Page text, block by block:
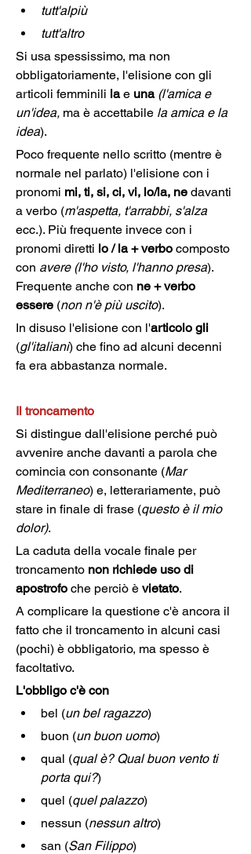
tutt'alpiù
tutt'altro
Si usa spessissimo, ma non
obbligatoriamente, l'elisione con gli
articoli femminili la e una (l'amica e
un'idea, ma è accettabile la amica e la
idea).
Poco frequente nello scritto (mentre è
normale nel parlato) l'elisione con i
pronomi mi, ti, si, ci, vi, lo/la, ne davanti
a verbo (m'aspetta, t'arrabbi, s'alza
ecc.). Più frequente invece con i
pronomi diretti lo / la + verbo composto
con avere (l'ho visto, l'hanno presa).
Frequente anche con ne + verbo
essere (non n'è più uscito).
In disuso l'elisione con l'articolo gli
(gl'italiani) che fino ad alcuni decenni
fa era abbastanza normale.
Il troncamento
Si distingue dall'elisione perché può
avvenire anche davanti a parola che
comincia con consonante (Mar
Mediterraneo) e, letterariamente, può
stare in finale di frase (questo è il mio
dolor).
La caduta della vocale finale per
troncamento non richiede uso di
apostrofo che perciò è vietato.
A complicare la questione c'è ancora il
fatto che il troncamento in alcuni casi
(pochi) è obbligatorio, ma spesso è
facoltativo.
L'obbligo c'è con
bel (un bel ragazzo)
buon (un buon uomo)
qual (qual è? Qual buon vento ti
porta qui?)
quel (quel palazzo)
nessun (nessun altro)
san (San Filippo)